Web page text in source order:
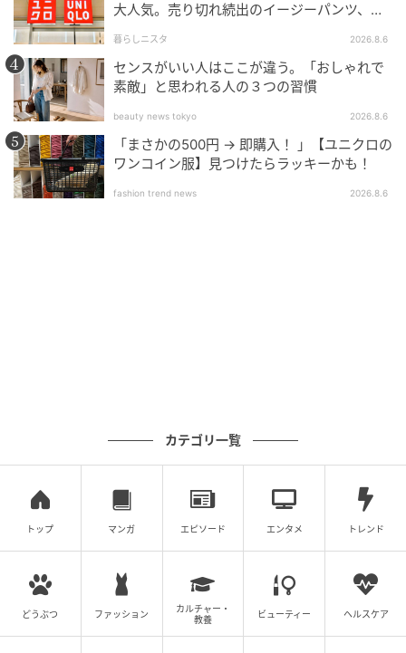
出典：ROPÉ PICNIC
【ROPÉ PICNIC】「シャーベットニット トッパーカー
ディガン」¥4,994（税込）
ボタンがなく、ドレープのような形が特徴的なトッパ
は各お店・ブランドなどにご確認くださいませ。
writer：桃川 アン
学生時代からアパレル店員を経験し、卒業後もファッ
ション企業で約10年就業。結婚と出産を機に、ファッ
たトレンド提案型の情報発信を得意とする。特に、大
人を彩る明るいカラーや、ちょっと凝ったデザインな
ど、ベーシック派にも“1歩踏み出すきっかけ”になるフ
大人気。売り切れ続出のイージーパンツ、買
暮らしニスタ 2026.8.6
センスがいい人はここが違う。「おしゃれで
素敵」と思われる人の３つの習慣
beauty news tokyo 2026.8.6
「まさかの500円 → 即購入！ 」【ユニクロの
ワンコイン服】見つけたらラッキーかも！
fashion trend news 2026.8.6
カテゴリ一覧
トップ マンガ エピソード エンタメ トレンド
どうぶつ ファッション
カルチャー・
教養
ビューティー ヘルスケア